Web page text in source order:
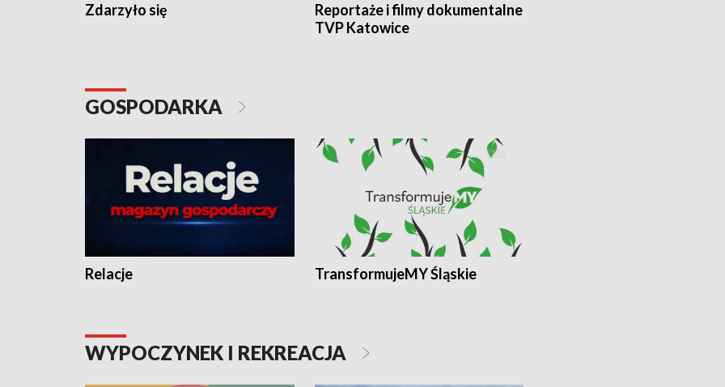
Zdarzyło się
Reportaże i filmy dokumentalne
TVP Katowice
GOSPODARKA
Relacje TransformujeMY Śląskie
WYPOCZYNEK I REKREACJA